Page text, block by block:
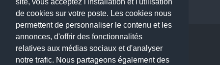
site, vous acceptez l'installation et l'utilisation
de cookies sur votre poste. Les cookies nous
permettent de personnaliser le contenu et les
annonces, d'offrir des fonctionnalités
relatives aux médias sociaux et d'analyser
notre trafic. Nous partageons également des
Copyright © 2026 . All Rights Reserved.
choisirunmedecin@gmail.com